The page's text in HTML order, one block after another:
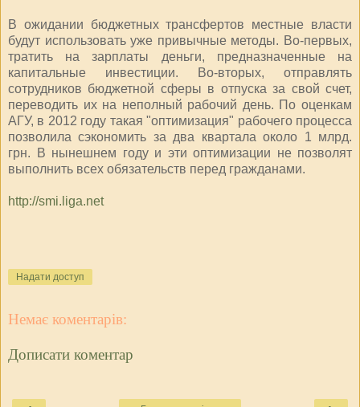
В ожидании бюджетных трансфертов местные власти
будут использовать уже привычные методы. Во-первых,
тратить на зарплаты деньги, предназначенные на
капитальные инвестиции. Во-вторых, отправлять
сотрудников бюджетной сферы в отпуска за свой счет,
переводить их на неполный рабочий день. По оценкам
АГУ, в 2012 году такая "оптимизация" рабочего процесса
позволила сэкономить за два квартала около 1 млрд.
грн. В нынешнем году и эти оптимизации не позволят
выполнить всех обязательств перед гражданами.
http://smi.liga.net
Надати доступ
Немає коментарів:
Дописати коментар